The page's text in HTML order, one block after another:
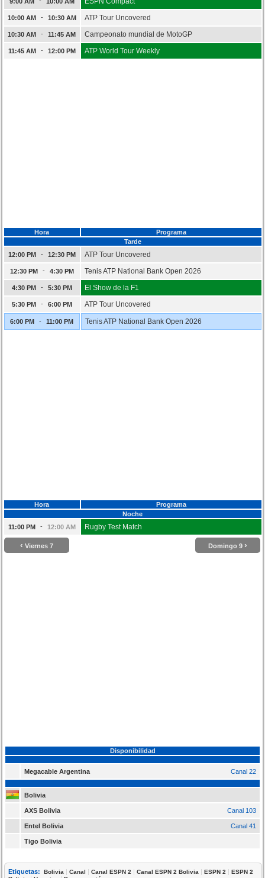
10:00 AM - 10:30 AM ATP Tour Uncovered
10:30 AM - 11:45 AM Campeonato mundial de MotoGP
11:45 AM - 12:00 PM ATP World Tour Weekly
Hora
Programa
Tarde
12:00 PM
- 12:30 PM ATP Tour Uncovered
12:30 PM - 4:30 PM Tenis ATP National Bank Open 2026
4:30 PM - 5:30 PM El Show de la F1
5:30 PM - 6:00 PM ATP Tour Uncovered
6:00 PM - 11:00 PM Tenis ATP National Bank Open 2026
Hora
Programa
Noche
11:00 PM
- 12:00 AM Rugby Test Match
‹ Viernes 7 Domingo 9 ›
Disponibilidad
Megacable Argentina Canal 22
Bolivia
AXS Bolivia Canal 103
Entel Bolivia Canal 41
Tigo Bolivia
Etiquetas: Bolivia |Canal |Canal ESPN 2 |Canal ESPN 2 Bolivia |ESPN 2 |ESPN 2